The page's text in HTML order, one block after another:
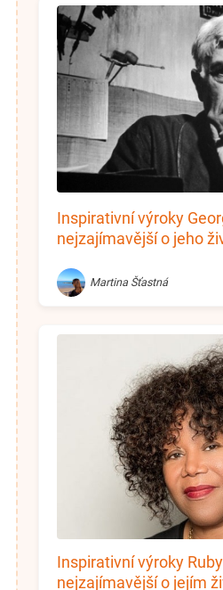
Inspirativní výroky
nejzajímavější o jeho
Martina Šťastná
Inspirativní výroky
nejzajímavější o jejím